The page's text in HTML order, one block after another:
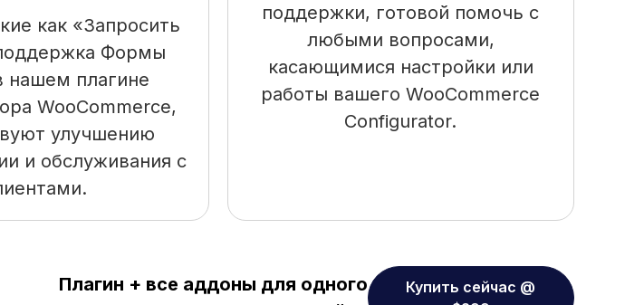
как «Запросить
Формы
нашем плагине
WooCommerce,
улучшению
и обслуживания с
поддержки, готовой помочь с
любыми вопросами,
касающимися настройки или
работы вашего WooCommerce
Configurator.
Плагин + все аддоны для одного
Купить сейчас @